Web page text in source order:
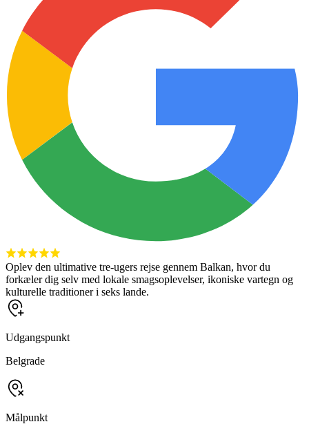
Oplev den ultimative tre-ugers rejse gennem Balkan, hvor du
forkæler dig selv med lokale smagsoplevelser, ikoniske vartegn og
kulturelle traditioner i seks lande.
Udgangspunkt
Belgrade
Målpunkt